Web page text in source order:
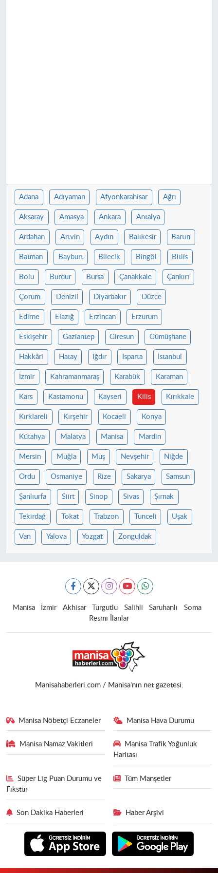
Adana Adıyaman Afyonkarahisar Ağrı
Aksaray Amasya Ankara Antalya
Ardahan Artvin Aydın Balıkesir Bartın
Batman Bayburt Bilecik Bingöl Bitlis
Bolu Burdur Bursa Çanakkale Çankırı
Çorum Denizli Diyarbakır Düzce
Edirne Elazığ Erzincan Erzurum
Eskişehir Gaziantep Giresun Gümüşhane
Hakkâri Hatay Iğdır Isparta İstanbul
İzmir Kahramanmaraş Karabük Karaman
Kars Kastamonu Kayseri Kilis Kırıkkale
Kırklareli Kırşehir Kocaeli Konya
Kütahya Malatya Manisa Mardin
Mersin Muğla Muş Nevşehir Niğde
Ordu Osmaniye Rize Sakarya Samsun
Şanlıurfa Siirt Sinop Sivas Şırnak
Tekirdağ Tokat Trabzon Tunceli Uşak
Van Yalova Yozgat Zonguldak
Manisa İzmir Akhisar Turgutlu Salihli Saruhanlı
Soma
Resmi İlanlar
Manisahaberleri.com / Manisa'nın net gazetesi.
Manisa Nöbetçi Eczaneler Manisa Hava Durumu
Manisa Namaz Vakitleri
Manisa Trafik Yoğunluk
Haritası
Süper Lig Puan Durumu ve
Fikstür
Tüm Manşetler
Son Dakika Haberleri Haber Arşivi